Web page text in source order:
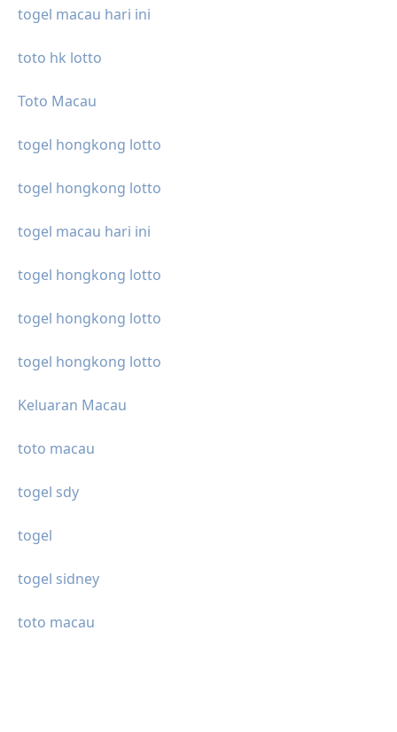
togel macau hari ini
toto hk lotto
Toto Macau
togel hongkong lotto
togel hongkong lotto
togel macau hari ini
togel hongkong lotto
togel hongkong lotto
togel hongkong lotto
Keluaran Macau
toto macau
togel sdy
togel
togel sidney
toto macau